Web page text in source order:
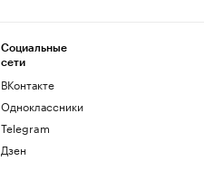
Социальные
сети
ВКонтакте
Одноклассники
Telegram
Дзен